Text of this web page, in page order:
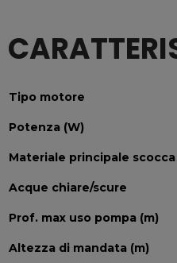
Tipo motore
Potenza (W)
Materiale principale scocca
Acque chiare/scure
Prof. max uso pompa (m)
Altezza di mandata (m)